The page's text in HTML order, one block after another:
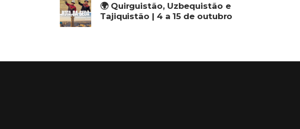
🌍 Quirguistão, Uzbequistão e
Tajiquistão | 4 a 15 de outubro